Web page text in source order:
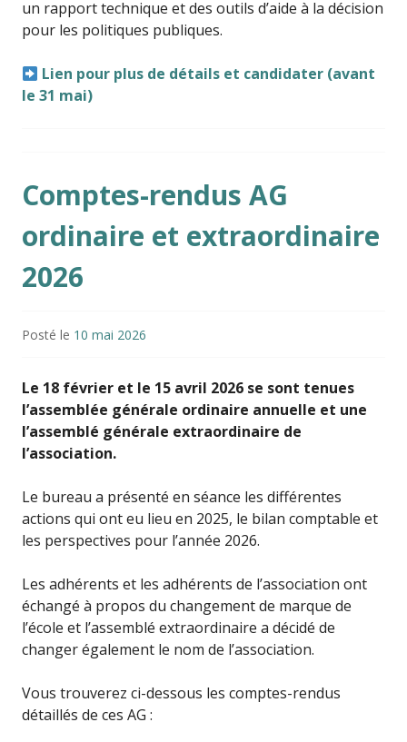
un rapport technique et des outils d’aide à la décision
pour les politiques publiques.
Lien pour plus de détails et candidater (avant
le 31 mai)
Comptes-rendus AG
ordinaire et extraordinaire
2026
Posté le 10 mai 2026
Le 18 février et le 15 avril 2026 se sont tenues
l’assemblée générale ordinaire annuelle et une
l’assemblé générale extraordinaire de
l’association.
Le bureau a présenté en séance les différentes
actions qui ont eu lieu en 2025, le bilan comptable et
les perspectives pour l’année 2026.
Les adhérents et les adhérents de l’association ont
échangé à propos du changement de marque de
l’école et l’assemblé extraordinaire a décidé de
changer également le nom de l’association.
Vous trouverez ci-dessous les comptes-rendus
détaillés de ces AG :